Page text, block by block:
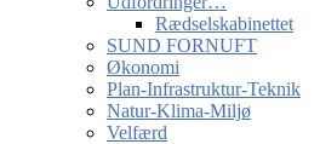
Rædselskabinettet
SUND FORNUFT
Økonomi
Plan-Infrastruktur-Teknik
Natur-Klima-Miljø
Velfærd